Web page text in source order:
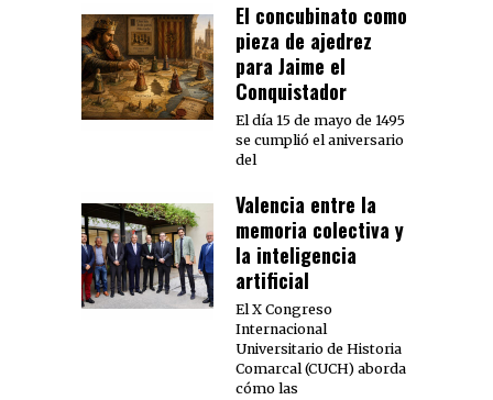
El concubinato como
pieza de ajedrez
para Jaime el
Conquistador
El día 15 de mayo de 1495
se cumplió el aniversario
del
Valencia entre la
memoria colectiva y
la inteligencia
artificial
El X Congreso
Internacional
Universitario de Historia
Comarcal (CUCH) aborda
cómo las